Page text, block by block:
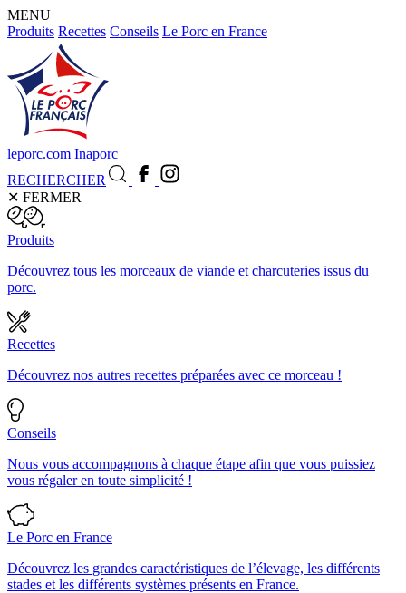
MENU
Produits Recettes Conseils Le Porc en France
leporc.com Inaporc
RECHERCHER
✕ FERMER
Produits
Découvrez tous les morceaux de viande et charcuteries issus du
porc.
Recettes
Découvrez nos autres recettes préparées avec ce morceau !
Conseils
Nous vous accompagnons à chaque étape afin que vous puissiez
vous régaler en toute simplicité !
Le Porc en France
Découvrez les grandes caractéristiques de l’élevage, les différents
stades et les différents systèmes présents en France.